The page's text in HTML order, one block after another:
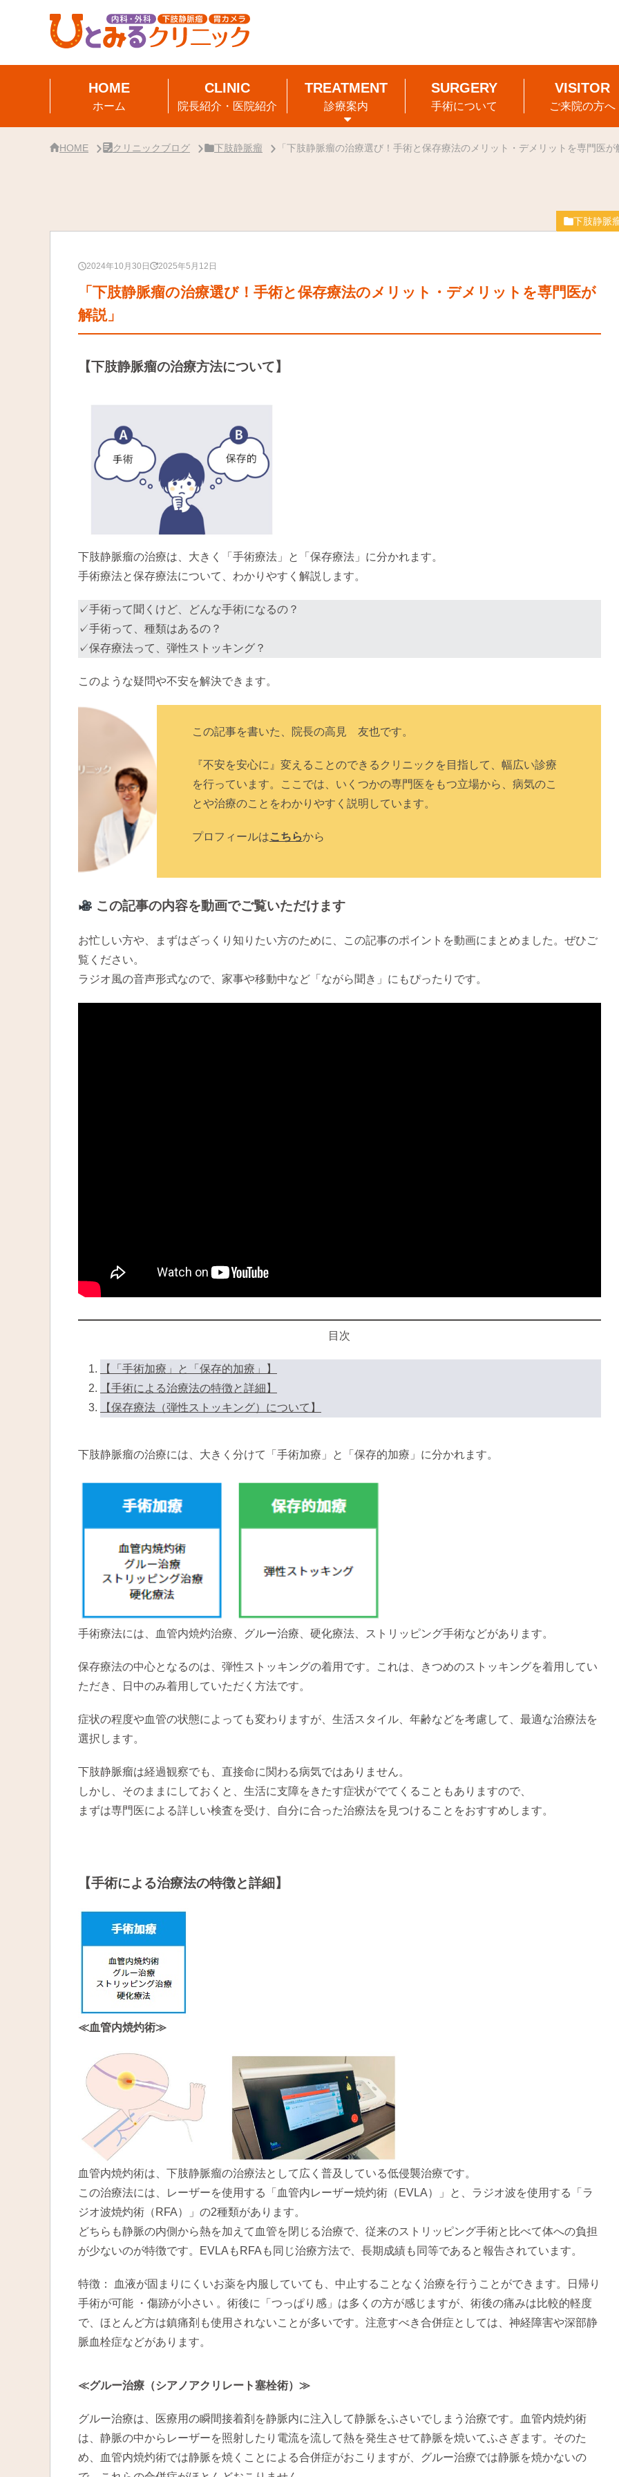
リ
ホーム 院長紹介・医院紹介 診療案内 手術について ご来院の方へ
HOME クリニックブログ 下肢静脈瘤 「下肢静脈瘤の治療選び！手術と保存療法のメリット・デメリットを専門医が
下肢静脈
2024年10月30日 2025年5月12日
「下肢静脈瘤の治療選び！手術と保存療法のメリット・デメリットを専門医が
解説」
【下肢静脈瘤の治療方法について】
下肢静脈瘤の治療は、大きく「手術療法」と「保存療法」に分かれます。
手術療法と保存療法について、わかりやすく解説します。
✓手術って聞くけど、どんな手術になるの？
✓手術って、種類はあるの？
✓保存療法って、弾性ストッキング？
このような疑問や不安を解決できます。
この記事を書いた、院長の高見 友也です。
『不安を安心に』変えることのできるクリニックを目指して、幅広い診療
を行っています。ここでは、いくつかの専門医をもつ立場から、病気のこ
とや治療のことをわかりやすく説明しています。
プロフィールはこちらから
この記事の内容を動画でご覧いただけます
お忙しい方や、まずはざっくり知りたい方のために、この記事のポイントを動画にまとめました。ぜひご
覧ください。
ラジオ風の音声形式なので、家事や移動中など「ながら聞き」にもぴったりです。
目次
【「手術加療」と「保存的加療」】
【手術による治療法の特徴と詳細】
【保存療法（弾性ストッキング）について】
下肢静脈瘤の治療には、大きく分けて「手術加療」と「保存的加療」に分かれます。
手術療法には、血管内焼灼治療、グルー治療、硬化療法、ストリッピング手術などがあります。
保存療法の中心となるのは、弾性ストッキングの着用です。これは、きつめのストッキングを着用してい
ただき、日中のみ着用していただく方法です。
症状の程度や血管の状態によっても変わりますが、生活スタイル、年齢などを考慮して、最適な治療法を
選択します。
下肢静脈瘤は経過観察でも、直接命に関わる病気ではありません。
しかし、そのままにしておくと、生活に支障をきたす症状がでてくることもありますので、
まずは専門医による詳しい検査を受け、自分に合った治療法を見つけることをおすすめします。
【手術による治療法の特徴と詳細】
≪血管内焼灼術≫
血管内焼灼術は、下肢静脈瘤の治療法として広く普及している低侵襲治療です。
この治療法には、レーザーを使用する「血管内レーザー焼灼術（EVLA）」と、ラジオ波を使用する「ラ
ジオ波焼灼術（RFA）」の2種類があります。
どちらも静脈の内側から熱を加えて血管を閉じる治療で、従来のストリッピング手術と比べて体への負担
が少ないのが特徴です。EVLAもRFAも同じ治療方法で、長期成績も同等であると報告されています。
特徴： 血液が固まりにくいお薬を内服していても、中止することなく治療を行うことができます。日帰り
手術が可能 ・傷跡が小さい 。術後に「つっぱり感」は多くの方が感じますが、術後の痛みは比較的軽度
で、ほとんど方は鎮痛剤も使用されないことが多いです。注意すべき合併症としては、神経障害や深部静
脈血栓症などがあります。
≪グルー治療（シアノアクリレート塞栓術）≫
グルー治療は、医療用の瞬間接着剤を静脈内に注入して静脈をふさいでしまう治療です。血管内焼灼術
は、静脈の中からレーザーを照射したり電流を流して熱を発生させて静脈を焼いてふさぎます。そのた
め、血管内焼灼術では静脈を焼くことによる合併症がおこりますが、グルー治療では静脈を焼かないの